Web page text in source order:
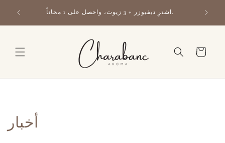
إلى
اشترِ ديفيوزر + 3 زيوت، واحصل على 1 مجاناً.
التسوق
أخبار